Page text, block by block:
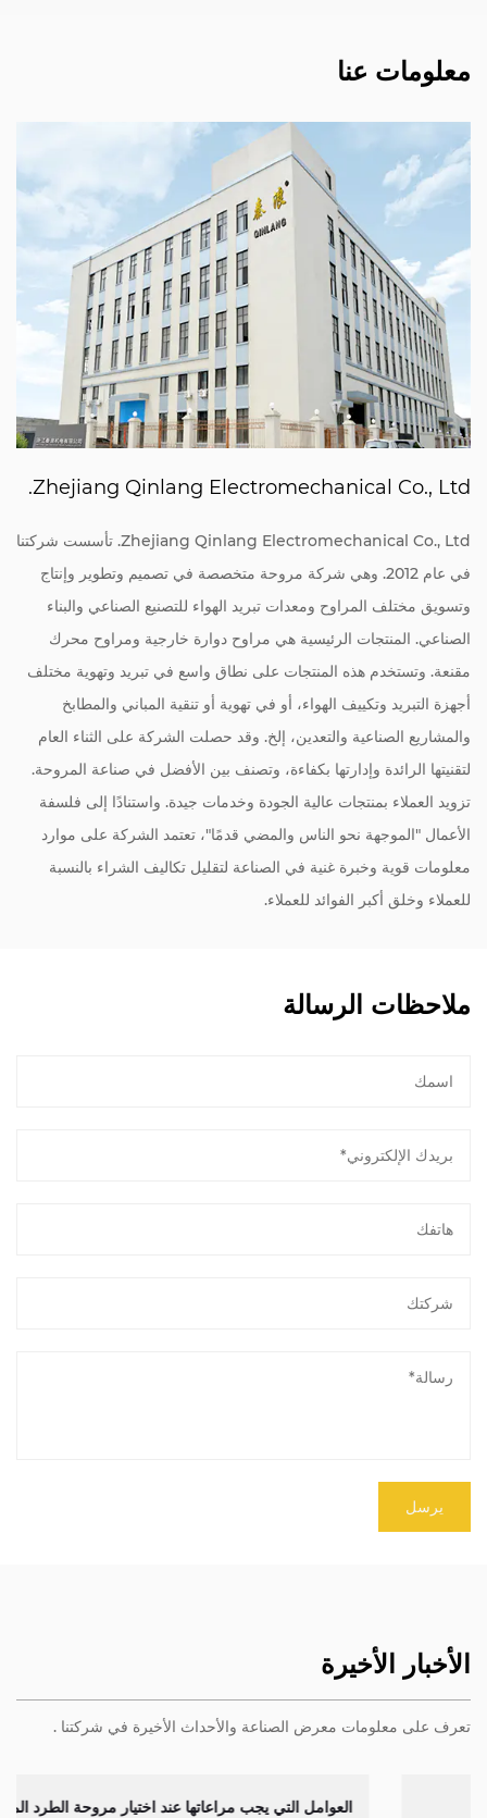
معلومات عنا
Zhejiang Qinlang Electromechanical Co., Ltd.
Zhejiang Qinlang Electromechanical Co., Ltd. تأسست شركتنا
في عام 2012. وهي شركة مروحة متخصصة في تصميم وتطوير وإنتاج
وتسويق مختلف المراوح ومعدات تبريد الهواء للتصنيع الصناعي والبناء
الصناعي. المنتجات الرئيسية هي مراوح دوارة خارجية ومراوح محرك
مقنعة. وتستخدم هذه المنتجات على نطاق واسع في تبريد وتهوية مختلف
أجهزة التبريد وتكييف الهواء، أو في تهوية أو تنقية المباني والمطابخ
والمشاريع الصناعية والتعدين، إلخ. وقد حصلت الشركة على الثناء العام
لتقنيتها الرائدة وإدارتها بكفاءة، وتصنف بين الأفضل في صناعة المروحة.
تزويد العملاء بمنتجات عالية الجودة وخدمات جيدة. واستنادًا إلى فلسفة
الأعمال "الموجهة نحو الناس والمضي قدمًا"، تعتمد الشركة على موارد
معلومات قوية وخبرة غنية في الصناعة لتقليل تكاليف الشراء بالنسبة
للعملاء وخلق أكبر الفوائد للعملاء.
ملاحظات الرسالة
الأخبار الأخيرة
تعرف على معلومات معرض الصناعة والأحداث الأخيرة في شركتنا .
العوامل التي يجب مراعاتها عند اختيار مروحة الطرد المركزي